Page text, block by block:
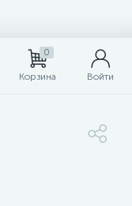
0
Корзина Войти